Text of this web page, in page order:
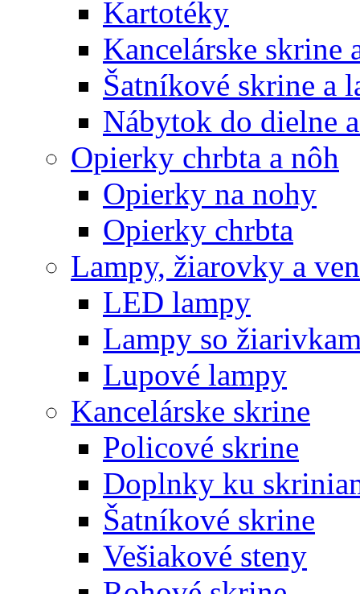
Kartotéky
Kancelárske skrine
Šatníkové skrine a
Nábytok do dielne
Opierky chrbta a nôh
Opierky na nohy
Opierky chrbta
Lampy, žiarovky a
LED lampy
Lampy so
Lupové lampy
Kancelárske skrine
Policové skrine
Doplnky ku
Šatníkové skrine
Vešiakové steny